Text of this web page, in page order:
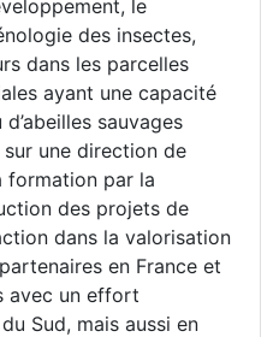
le
des insectes,
dans les parcelles
ayant une capacité
sauvages
une direction de
formation par la
des projets de
dans la valorisation
en France et
avec un effort
Sud, mais aussi en